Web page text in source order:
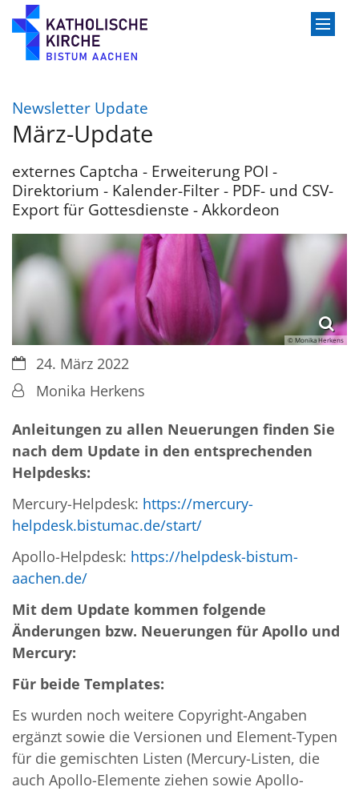
Zum Inhalt springen
Newsletter Update
März-Update
externes Captcha - Erweiterung POI -
Direktorium - Kalender-Filter - PDF- und CSV-
Export für Gottesdienste - Akkordeon
© Monika Herkens
Datum:24. März 2022
Von:Monika Herkens
Anleitungen zu allen Neuerungen finden Sie
nach dem Update in den entsprechenden
Helpdesks:
Mercury-Helpdesk: https://mercury-
helpdesk.bistumac.de/start/
Apollo-Helpdesk: https://helpdesk-bistum-
aachen.de/
Mit dem Update kommen folgende
Änderungen bzw. Neuerungen für Apollo und
Mercury:
Für beide Templates:
Es wurden noch weitere Copyright-Angaben
ergänzt sowie die Versionen und Element-Typen
für die gemischten Listen (Mercury-Listen, die
auch Apollo-Elemente ziehen sowie Apollo-